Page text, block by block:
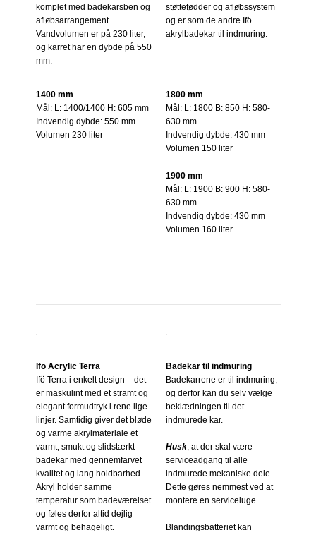
komplet med badekarsben og
afløbsarrangement.
Vandvolumen er på 230 liter,
og karret har en dybde på 550
mm.
støttefødder og afløbssystem
og er som de andre Ifö
akrylbadekar til indmuring.
1400 mm
Mål: L: 1400/1400 H: 605 mm
Indvendig dybde: 550 mm
Volumen 230 liter
1800 mm
Mål: L: 1800 B: 850 H: 580-
630 mm
Indvendig dybde: 430 mm
Volumen 150 liter
1900 mm
Mål: L: 1900 B: 900 H: 580-
630 mm
Indvendig dybde: 430 mm
Volumen 160 liter
Ifö Acrylic Terra
Ifö Terra i enkelt design – det
er maskulint med et stramt og
elegant formudtryk i rene lige
linjer. Samtidig giver det bløde
og varme akrylmateriale et
varmt, smukt og slidstærkt
badekar med gennemfarvet
kvalitet og lang holdbarhed.
Akryl holder samme
temperatur som badeværelset
og føles derfor altid dejlig
varmt og behageligt.
Badekar til indmuring
Badekarrene er til indmuring,
og derfor kan du selv vælge
beklædningen til det
indmurede kar.
Husk, at der skal være
serviceadgang til alle
indmurede mekaniske dele.
Dette gøres nemmest ved at
montere en serviceluge.
Blandingsbatteriet kan